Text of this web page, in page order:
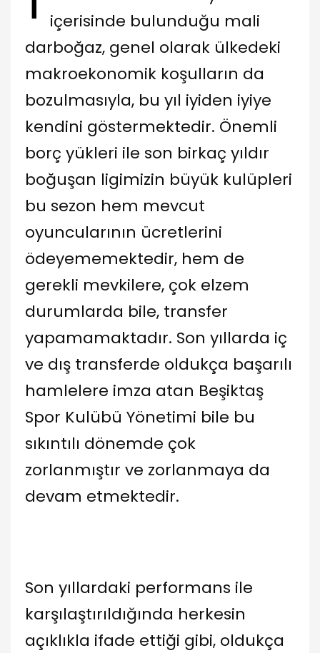
içerisinde bulunduğu mali
darboğaz, genel olarak ülkedeki
makroekonomik koşulların da
bozulmasıyla, bu yıl iyiden iyiye
kendini göstermektedir. Önemli
borç yükleri ile son birkaç yıldır
boğuşan ligimizin büyük kulüpleri
bu sezon hem mevcut
oyuncularının ücretlerini
ödeyememektedir, hem de
gerekli mevkilere, çok elzem
durumlarda bile, transfer
yapamamaktadır. Son yıllarda iç
ve dış transferde oldukça başarılı
hamlelere imza atan Beşiktaş
Spor Kulübü Yönetimi bile bu
sıkıntılı dönemde çok
zorlanmıştır ve zorlanmaya da
devam etmektedir.
Son yıllardaki performans ile
karşılaştırıldığında herkesin
açıklıkla ifade ettiği gibi, oldukça